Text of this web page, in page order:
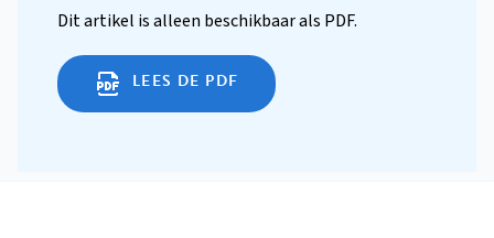
Dit artikel is alleen beschikbaar als PDF.
LEES DE PDF